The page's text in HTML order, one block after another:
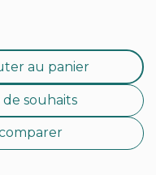
au panier
souhaits